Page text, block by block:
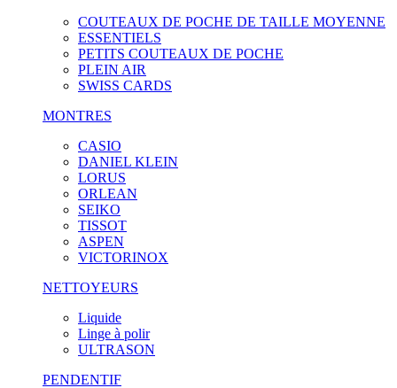
COUTEAUX DE POCHE DE TAILLE MOYENNE
ESSENTIELS
PETITS COUTEAUX DE POCHE
PLEIN AIR
SWISS CARDS
MONTRES
CASIO
DANIEL KLEIN
LORUS
ORLEAN
SEIKO
TISSOT
ASPEN
VICTORINOX
NETTOYEURS
Liquide
Linge à polir
ULTRASON
PENDENTIF